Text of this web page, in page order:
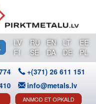
LV RU EN LT
EE
FI
SE DA DE PL
+(371) 26 611 151
info@metals.lv
ANMOD ET OPKALD